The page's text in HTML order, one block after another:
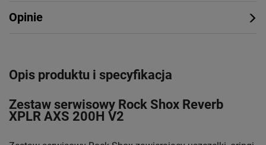
Opinie
Opis produktu i specyfikacja
Zestaw serwisowy Rock Shox Reverb
XPLR AXS 200H V2